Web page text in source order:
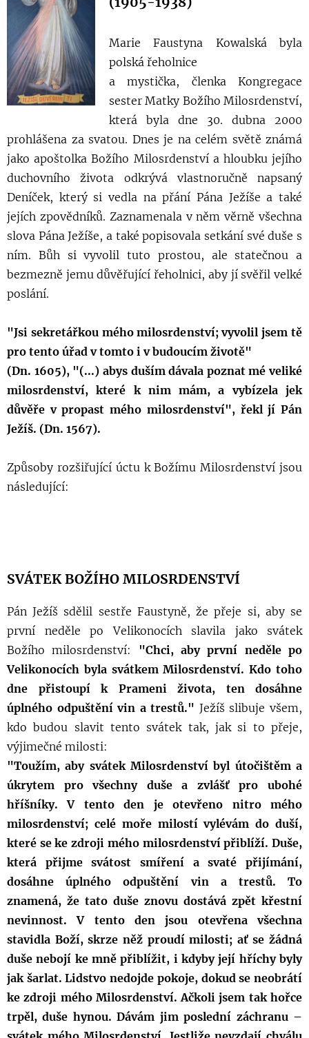
Marie Faustyna Kowalská byla
polská řeholnice
a mystička, členka Kongregace
sester Matky Božího Milosrdenství,
která byla dne 30. dubna 2000
prohlášena za svatou. Dnes je na celém světě známá
jako apoštolka Božího Milosrdenství a hloubku jejího
duchovního života odkrývá vlastnoručně napsaný
Deníček, který si vedla na přání Pána Ježíše a také
jejích zpovědníků. Zaznamenala v něm věrně všechna
slova Pána Ježíše, a také popisovala setkání své duše s
ním. Bůh si vyvolil tuto prostou, ale statečnou a
bezmezně jemu důvěřující řeholnici, aby jí svěřil velké
poslání.
"Jsi sekretářkou mého milosrdenství; vyvolil jsem tě
pro tento úřad v tomto i v budoucím životě"
(Dn. 1605), "(...) abys duším dávala poznat mé veliké
milosrdenství, které k nim mám, a vybízela jek
důvěře v propast mého milosrdenství", řekl jí Pán
Ježíš. (Dn. 1567).
Způsoby rozšiřující úctu k Božímu Milosrdenství jsou
následující:
SVÁTEK BOŽÍHO MILOSRDENSTVÍ
Pán Ježíš sdělil sestře Faustyně, že přeje si, aby se
první neděle po Velikonocích slavila jako svátek
Božího milosrdenství:
"Chci, aby první neděle po
Velikonocích byla svátkem Milosrdenství. Kdo toho
dne přistoupí k Prameni života, ten dosáhne
úplného odpuštění vin a trestů." Ježíš slibuje všem,
kdo budou slavit tento svátek tak, jak si to přeje,
výjimečné milosti:
"Toužím, aby svátek Milosrdenství byl útočištěm a
úkrytem pro všechny duše a zvlášť pro ubohé
hříšníky. V tento den je otevřeno nitro mého
milosrdenství; celé moře milostí vylévám do duší,
které se ke zdroji mého milosrdenství přiblíží. Duše,
která přijme svátost smíření a svaté přijímání,
dosáhne úplného odpuštění vin a trestů. To
znamená, že tato duše znovu dostává zpět křestní
nevinnost. V tento den jsou otevřena všechna
stavidla Boží, skrze něž proudí milosti; ať se žádná
duše nebojí ke mně přiblížit, i kdyby její hříchy byly
jak šarlat. Lidstvo nedojde pokoje, dokud se neobrátí
ke zdroji mého Milosrdenství. Ačkoli jsem tak hořce
trpěl, duše hynou. Dávám jim poslední záchranu –